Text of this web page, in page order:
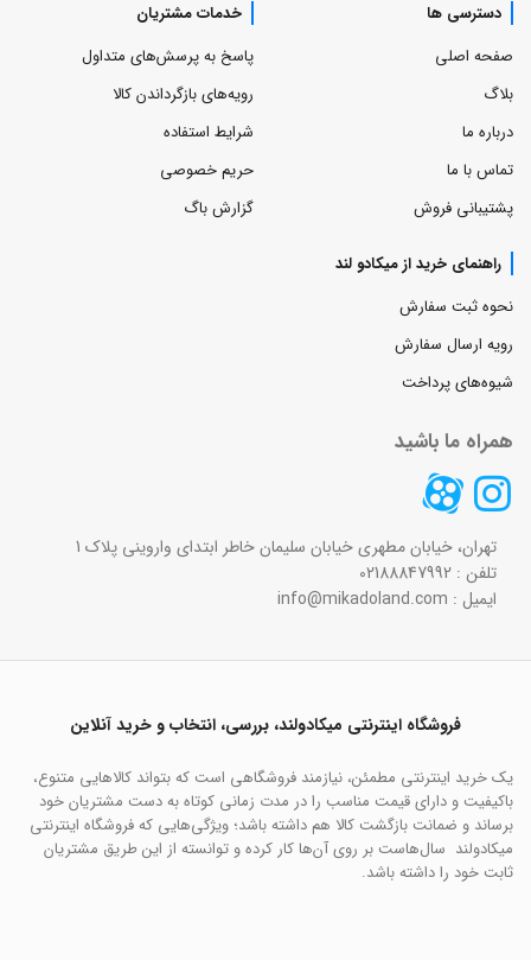
دسترسی ها
صفحه اصلی
بلاگ
درباره ما
تماس با ما
پشتیبانی فروش
خدمات مشتریان
پاسخ به پرسش‌های متداول
رویه‌های بازگرداندن کالا
شرایط استفاده
حریم خصوصی
گزارش باگ
راهنمای خرید از میکادو لند
نحوه ثبت سفارش
رویه ارسال سفارش
شیوه‌های پرداخت
همراه ما باشید
تهران، خیابان مطهری خیابان سلیمان خاطر ابتدای واروینی پلاک 1
تلفن : 02188847992
ایمیل : info@mikadoland.com
فروشگاه اینترنتی میکادولند، بررسی، انتخاب و خرید آنلاین
یک خرید اینترنتی مطمئن، نیازمند فروشگاهی است که بتواند کالاهایی متنوع،
باکیفیت و دارای قیمت مناسب را در مدت زمانی کوتاه به دست مشتریان خود
برساند و ضمانت بازگشت کالا هم داشته باشد؛ ویژگی‌هایی که فروشگاه اینترنتی
میکادولند سال‌هاست بر روی آن‌ها کار کرده و توانسته از این طریق مشتریان
ثابت خود را داشته باشد.